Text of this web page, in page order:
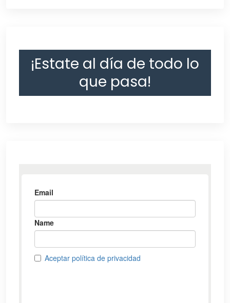
¡Estate al día de todo lo
que pasa!